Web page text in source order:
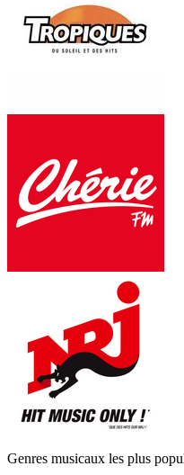
Genres musicaux les plus